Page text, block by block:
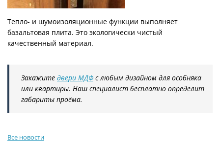
Тепло- и шумоизоляционные функции выполняет
базальтовая плита. Это экологически чистый
качественный материал.
Закажите двери МДФ с любым дизайном для особняка
или квартиры. Наш специалист бесплатно определит
габариты проёма.
Все новости